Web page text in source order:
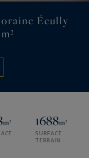
Écully
m² 1688m²
SURFACE
TERRAIN